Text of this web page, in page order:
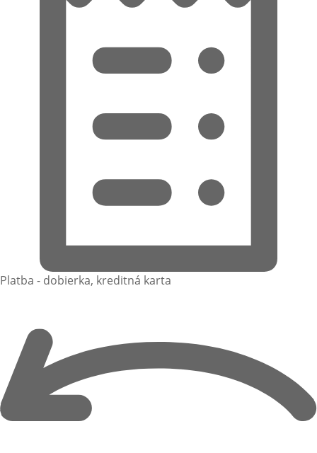
Platba - dobierka, kreditná karta